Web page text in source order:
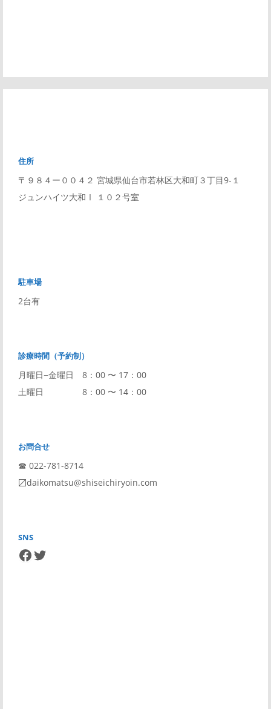
住所
〒９８４ー００４２ 宮城県仙台市若林区大和町３丁目9-１
ジュンハイツ大和Ⅰ １０２号室
駐車場
2台有
診療時間（予約制）
月曜日−金曜日 8：00 〜 17：00
土曜日 8：00 〜 14：00
お問合せ
☎︎ 022-781-8714
〼daikomatsu@shiseichiryoin.com
SNS